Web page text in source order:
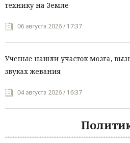
технику на Земле
06 августа 2026 / 17:37
Ученые нашли участок мозга,
звуках жевания
04 августа 2026 / 16:37